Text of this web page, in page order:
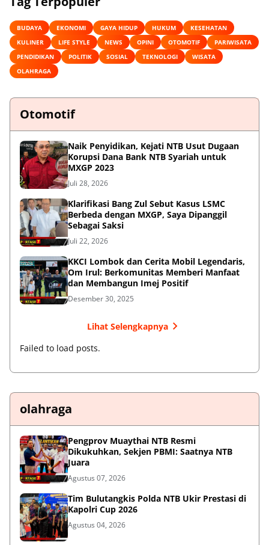
BUDAYA EKONOMI GAYA HIDUP HUKUM
KESEHATAN
KULINER
LIFE STYLE NEWS OPINI OTOMOTIF
PARIWISATA
PENDIDIKAN
POLITIK SOSIAL TEKNOLOGI
WISATA
OLAHRAGA
Otomotif
Naik Penyidikan, Kejati NTB Usut Dugaan
Korupsi Dana Bank NTB Syariah untuk
MXGP 2023
Juli 28, 2026
Klarifikasi Bang Zul Sebut Kasus LSMC
Berbeda dengan MXGP, Saya Dipanggil
Sebagai Saksi
Juli 22, 2026
KKCI Lombok dan Cerita Mobil Legendaris,
Om Irul: Berkomunitas Memberi Manfaat
dan Membangun Imej Positif
Desember 30, 2025
Lihat Selengkapnya
Failed to load posts.
olahraga
Pengprov Muaythai NTB Resmi
Dikukuhkan, Sekjen PBMI: Saatnya NTB
Juara
Agustus 07, 2026
Tim Bulutangkis Polda NTB Ukir Prestasi di
Kapolri Cup 2026
Agustus 04, 2026